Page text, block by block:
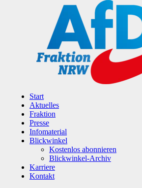
Start
Aktuelles
Fraktion
Presse
Infomaterial
Blickwinkel
Kostenlos abonnieren
Blickwinkel-Archiv
Karriere
Kontakt